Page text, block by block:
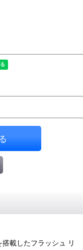
載したフラッシュ リ